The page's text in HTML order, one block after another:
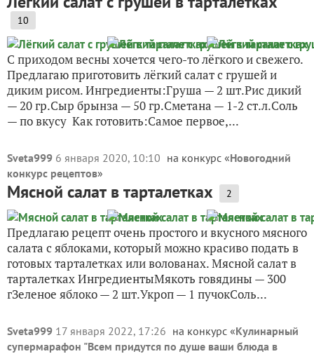
10
С приходом весны хочется чего-то лёгкого и свежего.
Предлагаю приготовить лёгкий салат с грушей и
диким рисом. Ингредиенты:Груша — 2 шт.Рис дикий
— 20 гр.Сыр брынза — 50 гр.Сметана — 1-2 ст.л.Соль
— по вкусу Как готовить:Самое первое,...
Sveta999 6 января 2020, 10:10 на конкурс «Новогодний
конкурс рецептов»
Мясной салат в тарталетках 2
Предлагаю рецепт очень простого и вкусного мясного
салата с яблоками, который можно красиво подать в
готовых тарталетках или волованах. Мясной салат в
тарталетках ИнгредиентыМякоть говядины — 300
гЗеленое яблоко — 2 шт.Укроп — 1 пучокСоль...
Sveta999 17 января 2022, 17:26 на конкурс «Кулинарный
супермарафон "Всем придутся по душе ваши блюда в